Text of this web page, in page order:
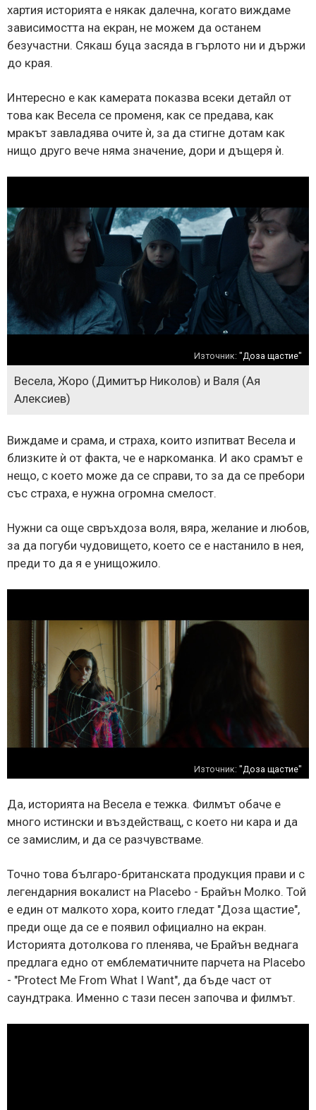
хартия историята е някак далечна, когато виждаме
зависимостта на екран, не можем да останем
безучастни. Сякаш буца засяда в гърлото ни и държи
до края.
Интересно е как камерата показва всеки детайл от
това как Весела се променя, как се предава, как
мракът завладява очите ѝ, за да стигне дотам как
нищо друго вече няма значение, дори и дъщеря ѝ.
Източник: "Доза щастие"
Весела, Жоро (Димитър Николов) и Валя (Ая
Алексиев)
Виждаме и срама, и страха, които изпитват Весела и
близките ѝ от факта, че е наркоманка. И ако срамът е
нещо, с което може да се справи, то за да се пребори
със страха, е нужна огромна смелост.
Нужни са още свръхдоза воля, вяра, желание и любов,
за да погуби чудовището, което се е настанило в нея,
преди то да я е унищожило.
Източник: "Доза щастие"
Да, историята на Весела е тежка. Филмът обаче е
много истински и въздействащ, с което ни кара и да
се замислим, и да се разчувстваме.
Точно това българо-британската продукция прави и с
легендарния вокалист на Placebo - Брайън Молко. Той
е един от малкото хора, които гледат "Доза щастие",
преди още да се е появил официално на екран.
Историята дотолкова го пленява, че Брайън веднага
предлага едно от емблематичните парчета на Placebo
- "Protect Me From What I Want", да бъде част от
саундтрака. Именно с тази песен започва и филмът.